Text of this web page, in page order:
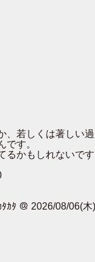
若しくは著しい
す。
かもしれないです
ﾀ ＠ 2026/08/06(